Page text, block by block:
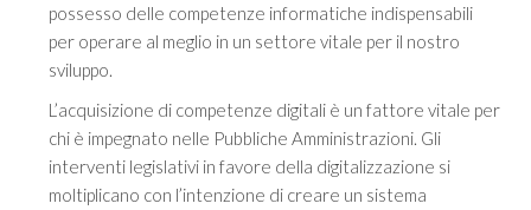
possesso delle competenze informatiche indispensabili
per operare al meglio in un settore vitale per il nostro
sviluppo.
L’acquisizione di competenze digitali è un fattore vitale per
chi è impegnato nelle Pubbliche Amministrazioni. Gli
interventi legislativi in favore della digitalizzazione si
moltiplicano con l’intenzione di creare un sistema